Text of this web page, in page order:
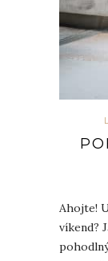
Ahojte!
víkend?